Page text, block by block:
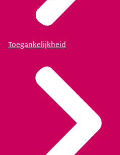
Toegankelijkheid